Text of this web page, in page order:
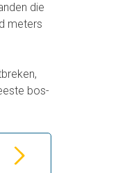
die
meters
bos-